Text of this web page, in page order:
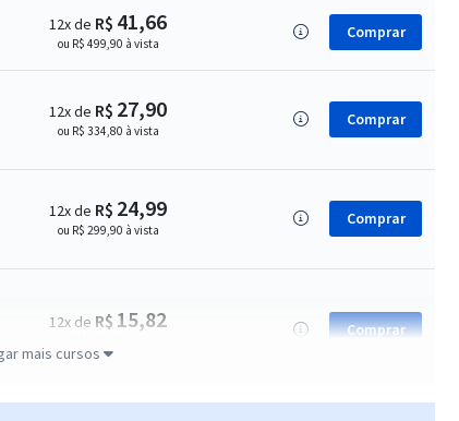
12x de R$ 41,66
ou R$ 499,90 à vista
Comprar
12x de R$ 27,90
ou R$ 334,80 à vista
Comprar
12x de R$ 24,99
ou R$ 299,90 à vista
Comprar
12x de R$ 15,82 Comprar
mais cursos